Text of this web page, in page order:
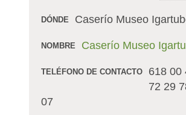
DÓNDE Caserío Museo
NOMBRE Caserío Museo
TELÉFONO DE CONTACTO
618 00
72 29
07